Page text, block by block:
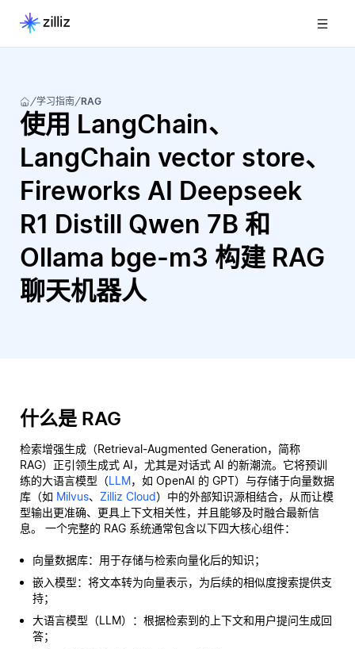
学习指南 RAG
使用 LangChain、
LangChain vector store、
Fireworks AI Deepseek
R1 Distill Qwen 7B 和
Ollama bge-m3 构建 RAG
聊天机器人
什么是 RAG
检索增强生成（Retrieval-Augmented Generation，简称
RAG）正引领生成式 AI，尤其是对话式 AI 的新潮流。它将预训
练的大语言模型（LLM，如 OpenAI 的 GPT）与存储于向量数据
库（如 Milvus、 Zilliz Cloud）中的外部知识源相结合，从而让模
型输出更准确、更具上下文相关性，并且能够及时融合最新信
息。 一个完整的 RAG 系统通常包含以下四大核心组件：
向量数据库：用于存储与检索向量化后的知识；
嵌入模型：将文本转为向量表示，为后续的相似度搜索提供支
持；
大语言模型（LLM）：根据检索到的上下文和用户提问生成回
答；